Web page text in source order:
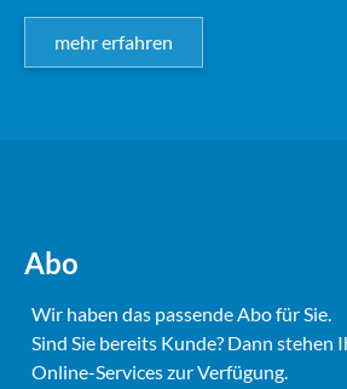
mehr erfahren
Abo
Wir haben das passende Abo für Sie.
Sind Sie bereits Kunde? Dann stehen
Online-Services zur Verfügung.